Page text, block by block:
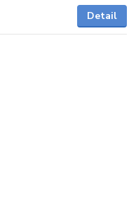
Detail